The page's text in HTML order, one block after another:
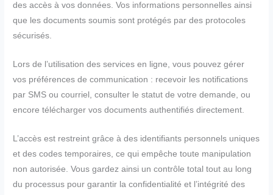
des accès à vos données. Vos informations personnelles ainsi
que les documents soumis sont protégés par des protocoles
sécurisés.
Lors de l’utilisation des services en ligne, vous pouvez gérer
vos préférences de communication : recevoir les notifications
par SMS ou courriel, consulter le statut de votre demande, ou
encore télécharger vos documents authentifiés directement.
L’accès est restreint grâce à des identifiants personnels uniques
et des codes temporaires, ce qui empêche toute manipulation
non autorisée. Vous gardez ainsi un contrôle total tout au long
du processus pour garantir la confidentialité et l’intégrité des